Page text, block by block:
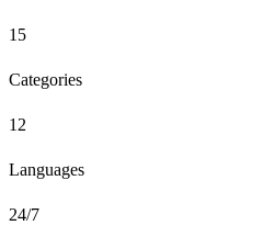
15
Categories
12
Languages
24/7